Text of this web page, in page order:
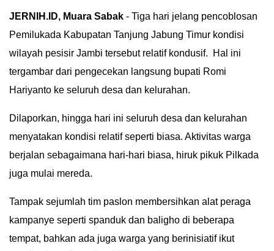
TEKNOLOGI
OTOMOTIF
HIBURAN
GALLERY
DEPTH
OPINI
JERNIH.ID, Muara Sabak - Tiga hari jelang pencoblosan
Pemilukada Kabupatan Tanjung Jabung Timur kondisi
wilayah pesisir Jambi tersebut relatif kondusif. Hal ini
tergambar dari pengecekan langsung bupati Romi
Hariyanto ke seluruh desa dan kelurahan.
Dilaporkan, hingga hari ini seluruh desa dan kelurahan
menyatakan kondisi relatif seperti biasa. Aktivitas warga
berjalan sebagaimana hari-hari biasa, hiruk pikuk Pilkada
juga mulai mereda.
Tampak sejumlah tim paslon membersihkan alat peraga
kampanye seperti spanduk dan baligho di beberapa
tempat, bahkan ada juga warga yang berinisiatif ikut